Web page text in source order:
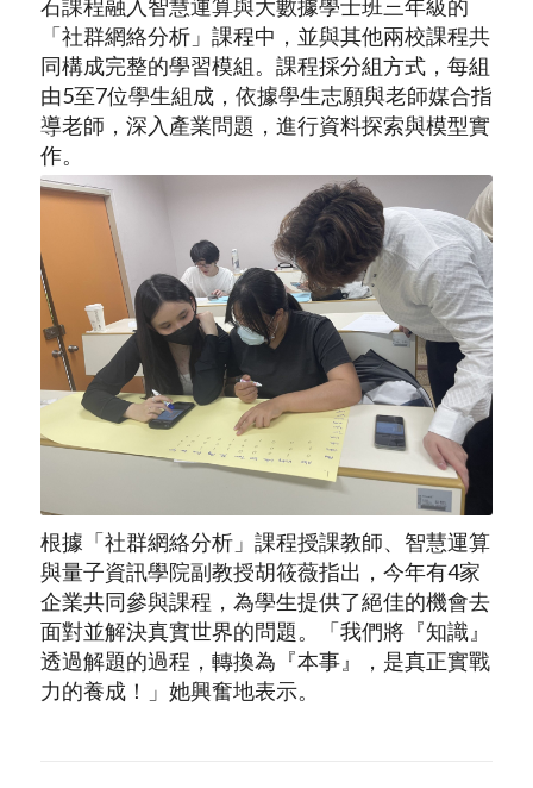
石課程融入智慧運算與大數據學士班三年級的
「社群網絡分析」課程中，並與其他兩校課程共
同構成完整的學習模組。課程採分組方式，每組
由5至7位學生組成，依據學生志願與老師媒合指
導老師，深入產業問題，進行資料探索與模型實
作。
根據「社群網絡分析」課程授課教師、智慧運算
與量子資訊學院副教授胡筱薇指出，今年有4家
企業共同參與課程，為學生提供了絕佳的機會去
面對並解決真實世界的問題。「我們將『知識』
透過解題的過程，轉換為『本事』，是真正實戰
力的養成！」她興奮地表示。